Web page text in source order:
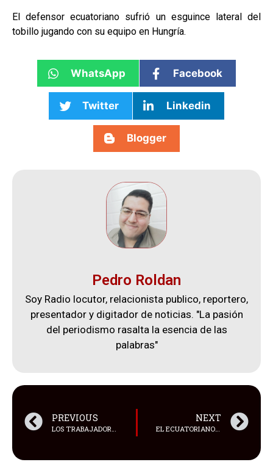
El defensor ecuatoriano sufrió un esguince lateral del
tobillo jugando con su equipo en Hungría.
WhatsApp Facebook
Twitter Linkedin
Blogger
Pedro Roldan
Soy Radio locutor, relacionista publico, reportero,
presentador y digitador de noticias. "La pasión
del periodismo rasalta la esencia de las
palabras"
PREVIOUS
LOS TRABAJADORES DE GAMA TV ANUNCIARON QUE SUSPENDERÁN LA HUELGA EMPRENDIDA EL JUEVES 29 DE AGOSTO
NEXT
EL ECUATORIANO SIXTO MORETA SE DESTACÓ EN LA FINAL DE LOS 5000 METROS T13